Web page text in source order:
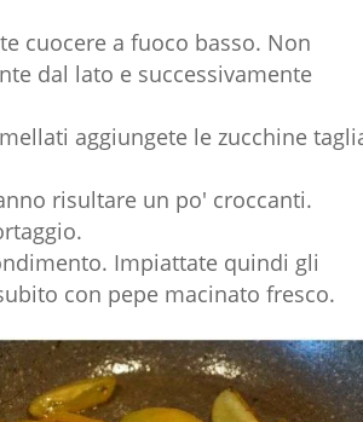
cuocere a fuoco basso. Non
dal lato e successivamente
aggiungete le zucchine
risultare un po' croccanti.
Impiattate quindi gli
con pepe macinato fresco.